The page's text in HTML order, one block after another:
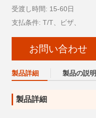
受渡し時間: 15-60日
支払条件: T/T、ビザ、
お問い合わせ
製品詳細 製品の説明
製品詳細